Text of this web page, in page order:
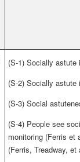
(S-1) Socially astute
(S-2) Socially astute
(S-3) Social
(S-4) People see
monitoring (Ferris et
(Ferris, Treadway, et